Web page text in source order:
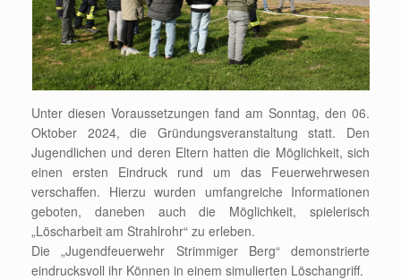
Unter diesen Voraussetzungen fand am Sonntag, den 06.
Oktober 2024, die Gründungsveranstaltung statt. Den
Jugendlichen und deren Eltern hatten die Möglichkeit, sich
einen ersten Eindruck rund um das Feuerwehrwesen
verschaffen. Hierzu wurden umfangreiche Informationen
geboten, daneben auch die Möglichkeit, spielerisch
„Löscharbeit am Strahlrohr“ zu erleben.
Die „Jugendfeuerwehr Strimmiger Berg“ demonstrierte
eindrucksvoll ihr Können in einem simulierten Löschangriff.